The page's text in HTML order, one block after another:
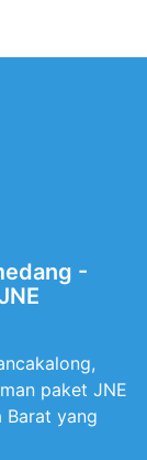
-
paket JNE
Barat yang